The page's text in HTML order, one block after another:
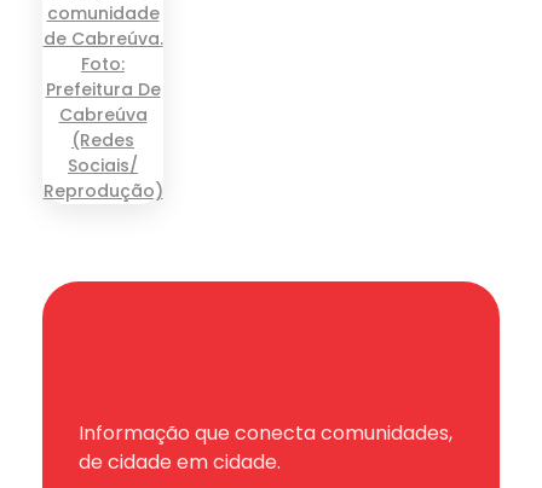
Informação que conecta comunidades,
de cidade em cidade.